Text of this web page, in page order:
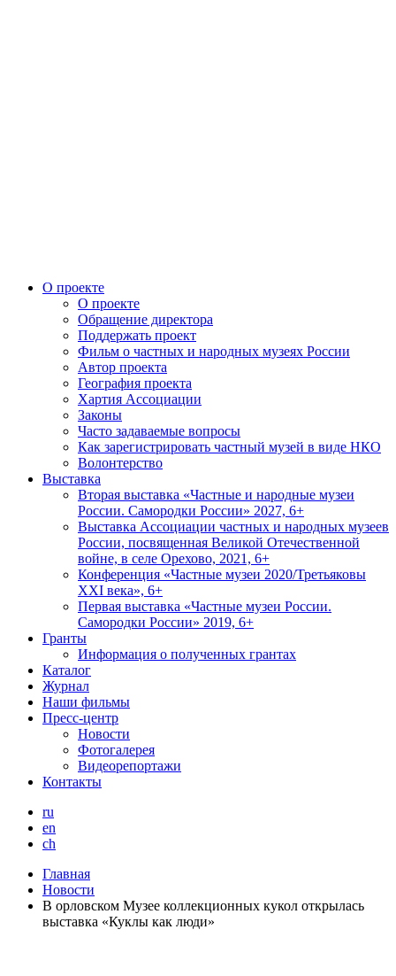
О проекте
О проекте
Обращение директора
Поддержать проект
Фильм о частных и народных музеях России
Автор проекта
География проекта
Хартия Ассоциации
Законы
Часто задаваемые вопросы
Как зарегистрировать частный музей в виде НКО
Волонтерство
Выставка
Вторая выставка «Частные и народные музеи
России. Самородки России» 2027, 6+
Выставка Ассоциации частных и народных музеев
России, посвященная Великой Отечественной
войне, в селе Орехово, 2021, 6+
Конференция «Частные музеи 2020/Третьяковы
XXI века», 6+
Первая выставка «Частные музеи России.
Самородки России» 2019, 6+
Гранты
Информация о полученных грантах
Каталог
Журнал
Наши фильмы
Пресс-центр
Новости
Фотогалерея
Видеорепортажи
Контакты
ru
en
ch
Главная
Новости
В орловском Музее коллекционных кукол открылась
выставка «Куклы как люди»